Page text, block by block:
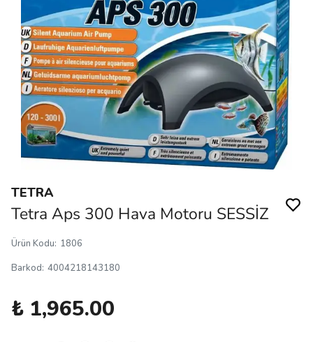
TETRA
Tetra Aps 300 Hava Motoru SESSİZ
Ürün Kodu: 1806
Barkod: 4004218143180
₺ 1,965.00